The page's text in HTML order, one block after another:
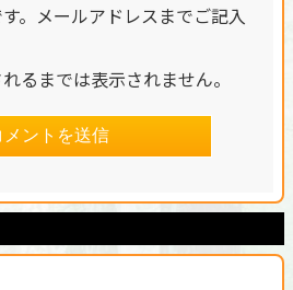
。メールアドレスまでご記入
るまでは表示されません。